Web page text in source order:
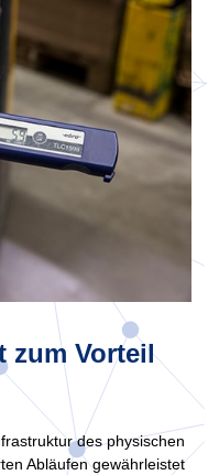
zum Vorteil
des physischen
Abläufen gewährleistet